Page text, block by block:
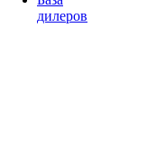
дилеров